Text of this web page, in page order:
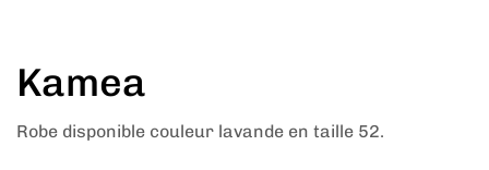
Kamea
Robe disponible couleur lavande en taille 52.